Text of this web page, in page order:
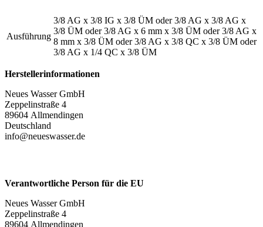
Ausführung
3/8 AG x 3/8 IG x 3/8 ÜM oder3/8 AG x 3/8 AG x
3/8 ÜM oder3/8 AG x 6 mm x 3/8 ÜM oder3/8 AG x
8 mm x 3/8 ÜM oder3/8 AG x 3/8 QC x 3/8 ÜM oder
3/8 AG x 1/4 QC x 3/8 ÜM
Herstellerinformationen
Neues Wasser GmbH
Zeppelinstraße 4
89604 Allmendingen
Deutschland
info@neueswasser.de
Verantwortliche Person für die EU
Neues Wasser GmbH
Zeppelinstraße 4
89604 Allmendingen